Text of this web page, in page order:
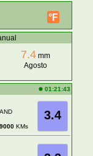
°F
7.4 mm
Agosto
01:21:43
3.4
KMs